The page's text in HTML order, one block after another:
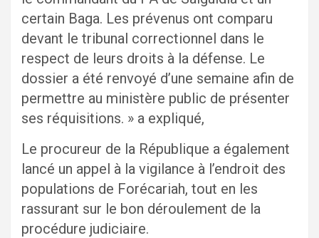
certain Baga. Les prévenus ont comparu
devant le tribunal correctionnel dans le
respect de leurs droits à la défense. Le
dossier a été renvoyé d’une semaine afin de
permettre au ministère public de présenter
ses réquisitions. » a expliqué,
Le procureur de la République a également
lancé un appel à la vigilance à l’endroit des
populations de Forécariah, tout en les
rassurant sur le bon déroulement de la
procédure judiciaire.